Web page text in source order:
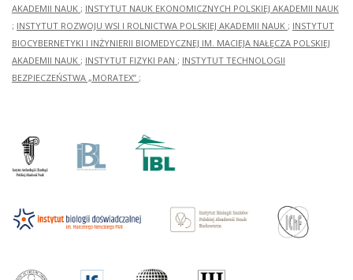
AKADEMII NAUK ; INSTYTUT NAUK EKONOMICZNYCH POLSKIEJ AKADEMII NAUK
; INSTYTUT ROZWOJU WSI I ROLNICTWA POLSKIEJ AKADEMII NAUK ; INSTYTUT
BIOCYBERNETYKI I INŻYNIERII BIOMEDYCZNEJ IM. MACIEJA NAŁĘCZA POLSKIEJ
AKADEMII NAUK ; INSTYTUT FIZYKI PAN ; INSTYTUT TECHNOLOGII
BEZPIECZEŃSTWA „MORATEX” ;